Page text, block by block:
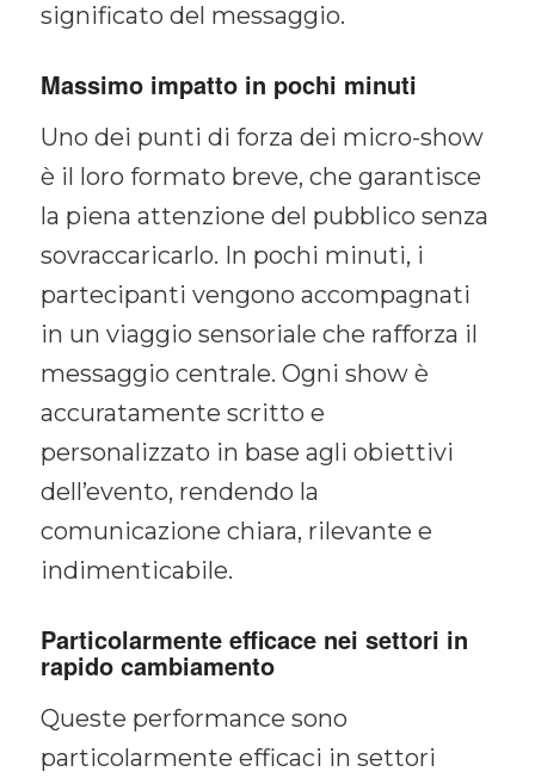
significato del messaggio.
Massimo impatto in pochi minuti
Uno dei punti di forza dei micro-show
è il loro formato breve, che garantisce
la piena attenzione del pubblico senza
sovraccaricarlo. In pochi minuti, i
partecipanti vengono accompagnati
in un viaggio sensoriale che rafforza il
messaggio centrale. Ogni show è
accuratamente scritto e
personalizzato in base agli obiettivi
dell’evento, rendendo la
comunicazione chiara, rilevante e
indimenticabile.
Particolarmente efficace nei settori in
rapido cambiamento
Queste performance sono
particolarmente efficaci in settori